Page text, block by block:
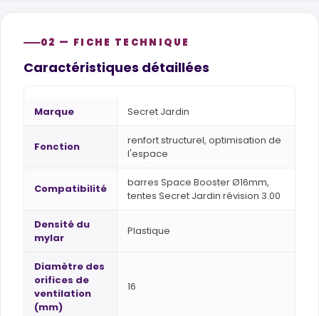
02 — FICHE TECHNIQUE
Caractéristiques détaillées
Marque Secret Jardin
Fonction
renfort structurel, optimisation de
l'espace
Compatibilité
barres Space Booster Ø16mm,
tentes Secret Jardin révision 3.00
Densité du
mylar
Plastique
Diamètre des
orifices de
ventilation
(mm)
16